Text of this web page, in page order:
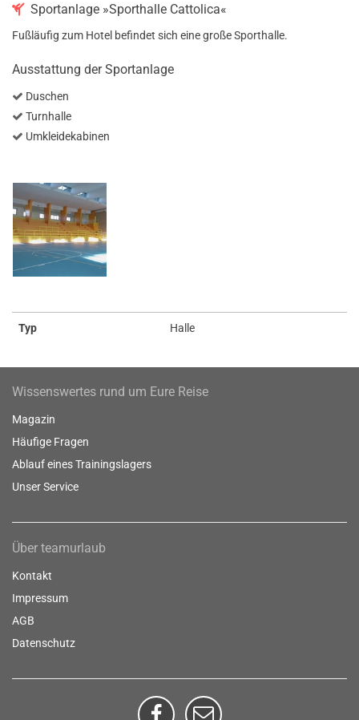
Sportanlage »Sporthalle Cattolica«
Fußläufig zum Hotel befindet sich eine große Sporthalle.
Ausstattung der Sportanlage
Duschen
Turnhalle
Umkleidekabinen
Typ Halle
Wissenswertes rund um Eure Reise
Magazin
Häufige Fragen
Ablauf eines Trainingslagers
Unser Service
Über teamurlaub
Kontakt
Impressum
AGB
Datenschutz